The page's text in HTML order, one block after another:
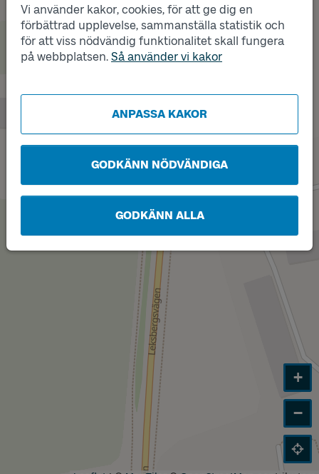
Vi använder kakor, cookies, för att ge dig en
förbättrad upplevelse, sammanställa statistik och
för att viss nödvändig funktionalitet skall fungera
på webbplatsen. Så använder vi kakor
ANPASSA KAKOR
GODKÄNN NÖDVÄNDIGA
GODKÄNN ALLA
Läge
A
Läge
B
+
−